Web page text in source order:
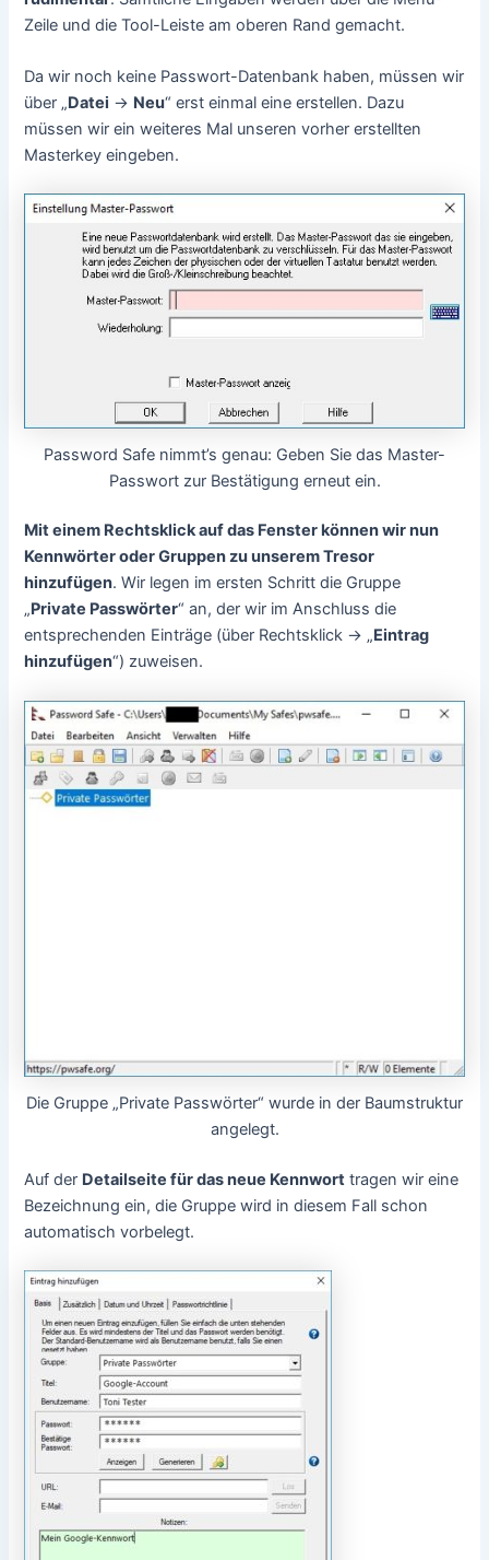
Zeile und die Tool-Leiste am oberen Rand gemacht.
Da wir noch keine Passwort-Datenbank haben, müssen wir
über „Datei -> Neu“ erst einmal eine erstellen. Dazu
müssen wir ein weiteres Mal unseren vorher erstellten
Masterkey eingeben.
Password Safe nimmt’s genau: Geben Sie das Master-
Passwort zur Bestätigung erneut ein.
Mit einem Rechtsklick auf das Fenster können wir nun
Kennwörter oder Gruppen zu unserem Tresor
hinzufügen. Wir legen im ersten Schritt die Gruppe
„Private Passwörter“ an, der wir im Anschluss die
entsprechenden Einträge (über Rechtsklick -> „Eintrag
hinzufügen“) zuweisen.
Die Gruppe „Private Passwörter“ wurde in der Baumstruktur
angelegt.
Auf der Detailseite für das neue Kennwort tragen wir eine
Bezeichnung ein, die Gruppe wird in diesem Fall schon
automatisch vorbelegt.